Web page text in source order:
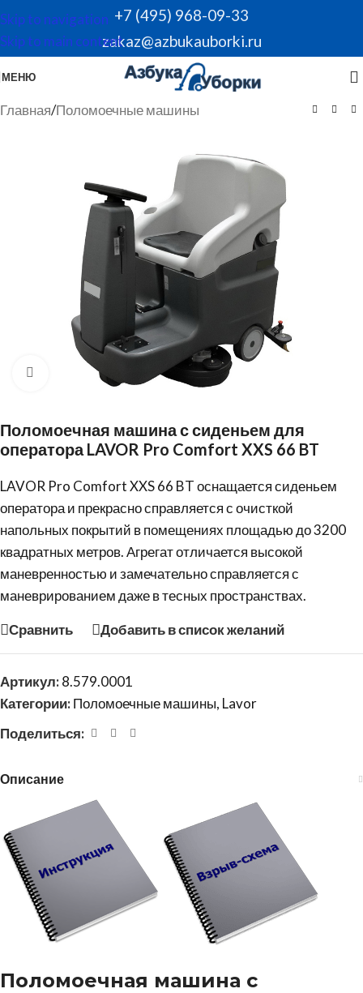
Skip to navigation
Skip to main content
+7 (495) 968-09-33
zakaz@azbukauborki.ru
МЕНЮ
Главная/Поломоечные машины
Нажмите, чтобы увеличить
Поломоечная машина с сиденьем для
оператора LAVOR Pro Comfort XXS 66 BT
LAVOR Pro Comfort XXS 66 BT оснащается сиденьем
оператора и прекрасно справляется с очисткой
напольных покрытий в помещениях площадью до 3200
квадратных метров. Агрегат отличается высокой
маневренностью и замечательно справляется с
маневрированием даже в тесных пространствах.
Сравнить Добавить в список желаний
Артикул:8.579.0001
Категории:Поломоечные машины, Lavor
Поделиться:
Описание
Поломоечная машина с